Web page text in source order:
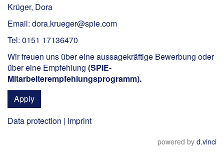
Krüger, Dora
Email: dora.krueger@spie.com
Tel: 0151 17136470
Wir freuen uns über eine aussagekräftige Bewerbung oder
über eine Empfehlung (SPIE-
Mitarbeiterempfehlungsprogramm).
Apply
Data protection | Imprint
powered by d.vinci